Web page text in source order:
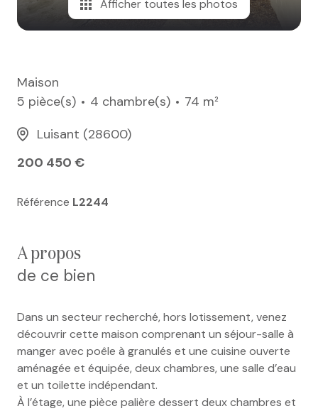
Afficher toutes les photos
Maison
5 pièce(s)
4 chambre(s)
74 m²
Luisant (28600)
200 450 €
Référence L2244
a propos
de ce bien
Dans un secteur recherché, hors lotissement, venez
découvrir cette maison comprenant un séjour-salle à
manger avec poêle à granulés et une cuisine ouverte
aménagée et équipée, deux chambres, une salle d’eau
et un toilette indépendant.
À l’étage, une pièce palière dessert deux chambres et